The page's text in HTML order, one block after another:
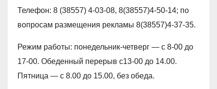
Телефон: 8 (38557) 4-03-08, 8(38557)4-50-14; по
вопросам размещения рекламы 8(38557)4-37-35.
Режим работы: понедельник-четверг — с 8-00 до
17-00. Обеденный перерыв с13-00 до 14.00.
Пятница — с 8.00 до 15.00, без обеда.